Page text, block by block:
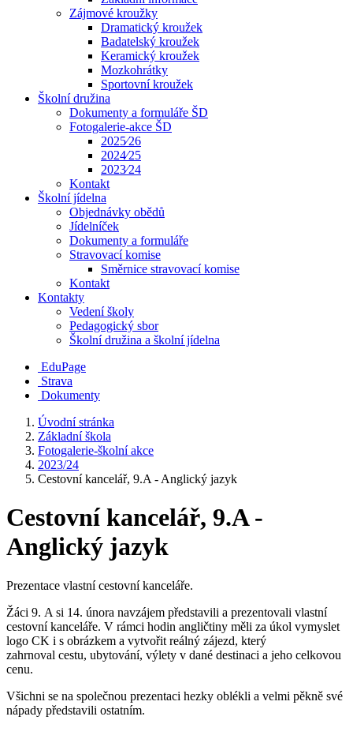
Zájmové kroužky
Dramatický kroužek
Badatelský kroužek
Keramický kroužek
Mozkohrátky
Sportovní kroužek
Školní družina
Dokumenty a formuláře ŠD
Fotogalerie-akce ŠD
2025⁄26
2024⁄25
2023⁄24
Kontakt
Školní jídelna
Objednávky obědů
Jídelníček
Dokumenty a formuláře
Stravovací komise
Směrnice stravovací komise
Kontakt
Kontakty
Vedení školy
Pedagogický sbor
Školní družina a školní jídelna
EduPage
Strava
Dokumenty
Úvodní stránka
Základní škola
Fotogalerie-školní akce
2023/24
Cestovní kancelář, 9.A - Anglický jazyk
Cestovní kancelář, 9.A -
Anglický jazyk
Prezentace vlastní cestovní kanceláře.
Žáci 9. A si 14. února navzájem představili a prezentovali vlastní
cestovní kanceláře. V rámci hodin angličtiny měli za úkol vymyslet
logo CK i s obrázkem a vytvořit reálný zájezd, který
zahrnoval cestu, ubytování, výlety v dané destinaci a jeho celkovou
cenu.
Všichni se na společnou prezentaci hezky oblékli a velmi pěkně své
nápady představili ostatním.